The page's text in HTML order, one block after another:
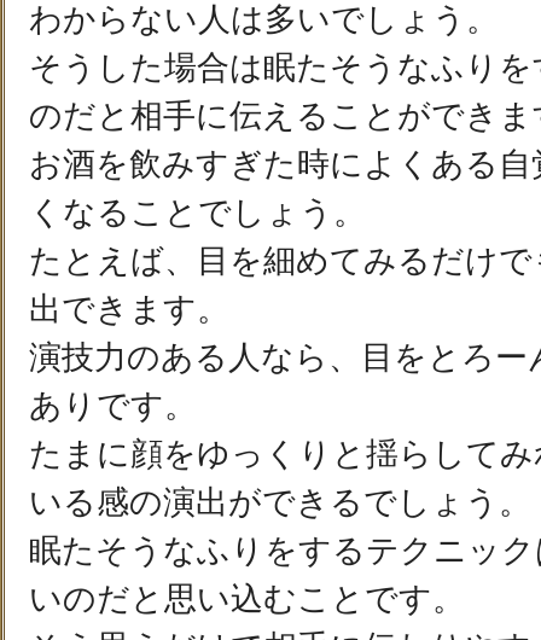
わからない人は多いでしょう。
そうした場合は眠たそうなふり
のだと相手に伝えることができま
お酒を飲みすぎた時によくある
くなることでしょう。
たとえば、目を細めてみるだけ
出できます。
演技力のある人なら、目をとろ
ありです。
たまに顔をゆっくりと揺らして
いる感の演出ができるでしょう。
眠たそうなふりをするテクニッ
いのだと思い込むことです。